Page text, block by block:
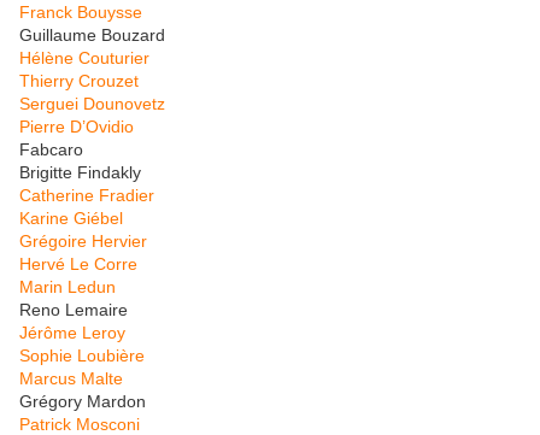
Franck Bouysse
Guillaume Bouzard
Hélène Couturier
Thierry Crouzet
Serguei Dounovetz
Pierre D’Ovidio
Fabcaro
Brigitte Findakly
Catherine Fradier
Karine Giébel
Grégoire Hervier
Hervé Le Corre
Marin Ledun
Reno Lemaire
Jérôme Leroy
Sophie Loubière
Marcus Malte
Grégory Mardon
Patrick Mosconi